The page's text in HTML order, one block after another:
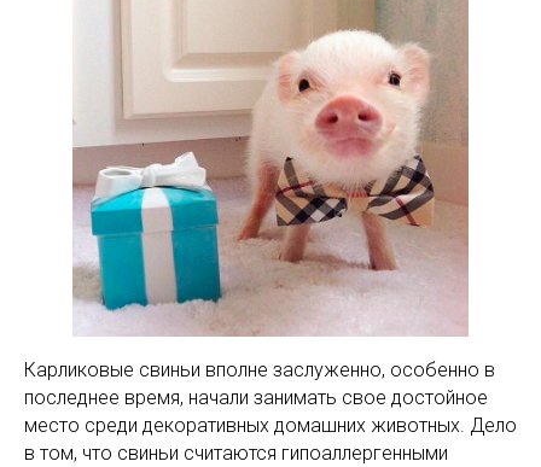
Карликовые свиньи вполне заслуженно, особенно в
последнее время, начали занимать свое достойное
место среди декоративных домашних животных. Дело
в том, что свиньи считаются гипоаллергенными